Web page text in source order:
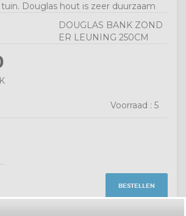
Douglas hout is zeer duurzaam
DOUGLAS BANK ZOND
ER LEUNING 250CM
Voorraad : 5
BESTELLEN